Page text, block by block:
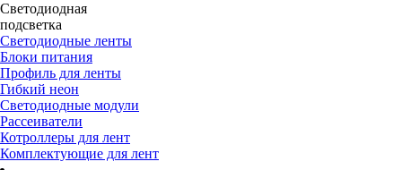
Светодиодная
подсветка
Светодиодные ленты
Блоки питания
Профиль для ленты
Гибкий неон
Светодиодные модули
Рассеиватели
Котроллеры для лент
Комплектующие для лент